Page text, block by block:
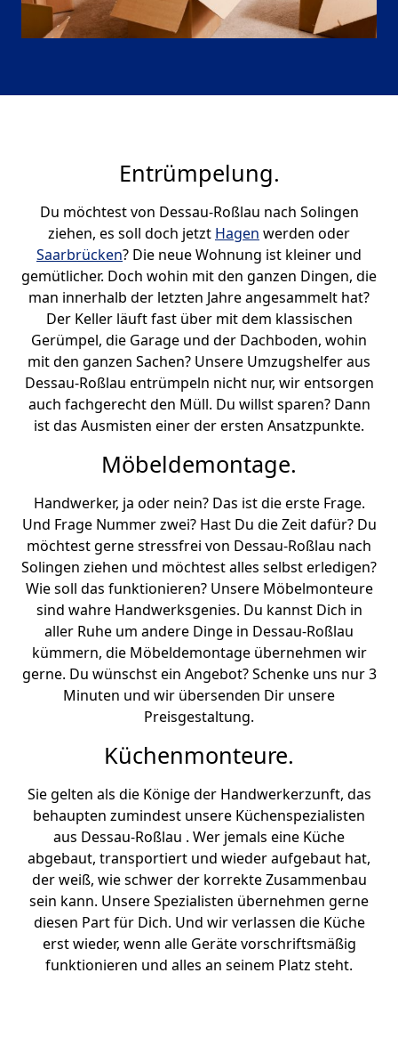
Entrümpelung.
Du möchtest von Dessau-Roßlau nach Solingen
ziehen, es soll doch jetzt Hagen werden oder
Saarbrücken? Die neue Wohnung ist kleiner und
gemütlicher. Doch wohin mit den ganzen Dingen, die
man innerhalb der letzten Jahre angesammelt hat?
Der Keller läuft fast über mit dem klassischen
Gerümpel, die Garage und der Dachboden, wohin
mit den ganzen Sachen? Unsere Umzugshelfer aus
Dessau-Roßlau entrümpeln nicht nur, wir entsorgen
auch fachgerecht den Müll. Du willst sparen? Dann
ist das Ausmisten einer der ersten Ansatzpunkte.
Möbeldemontage.
Handwerker, ja oder nein? Das ist die erste Frage.
Und Frage Nummer zwei? Hast Du die Zeit dafür? Du
möchtest gerne stressfrei von Dessau-Roßlau nach
Solingen ziehen und möchtest alles selbst erledigen?
Wie soll das funktionieren? Unsere Möbelmonteure
sind wahre Handwerksgenies. Du kannst Dich in
aller Ruhe um andere Dinge in Dessau-Roßlau
kümmern, die Möbeldemontage übernehmen wir
gerne. Du wünschst ein Angebot? Schenke uns nur 3
Minuten und wir übersenden Dir unsere
Preisgestaltung.
Küchenmonteure.
Sie gelten als die Könige der Handwerkerzunft, das
behaupten zumindest unsere Küchenspezialisten
aus Dessau-Roßlau . Wer jemals eine Küche
abgebaut, transportiert und wieder aufgebaut hat,
der weiß, wie schwer der korrekte Zusammenbau
sein kann. Unsere Spezialisten übernehmen gerne
diesen Part für Dich. Und wir verlassen die Küche
erst wieder, wenn alle Geräte vorschriftsmäßig
funktionieren und alles an seinem Platz steht.